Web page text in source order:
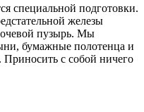
специальной подготовки.
железы
пузырь. Мы
бумажные полотенца и
с собой ничего